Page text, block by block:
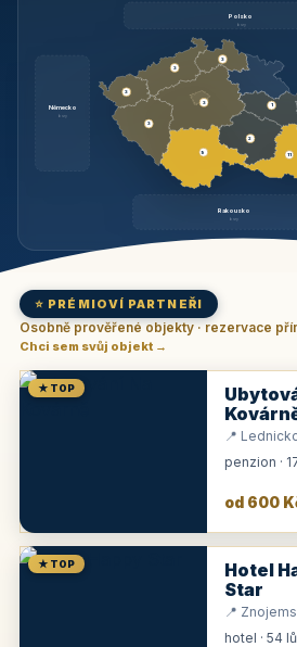
Polsko
brzy
Německo
brzy
Rakousko
brzy
3
9
3
3
3
3
1
2
11
⭐ PRÉMIOVÍ PARTNEŘI
Osobně prověřené objekty · rezervace
Chci sem svůj objekt →
★ TOP
📍
penzion ·
od 600
★ TOP
Hotel
Star
📍
hotel · 54